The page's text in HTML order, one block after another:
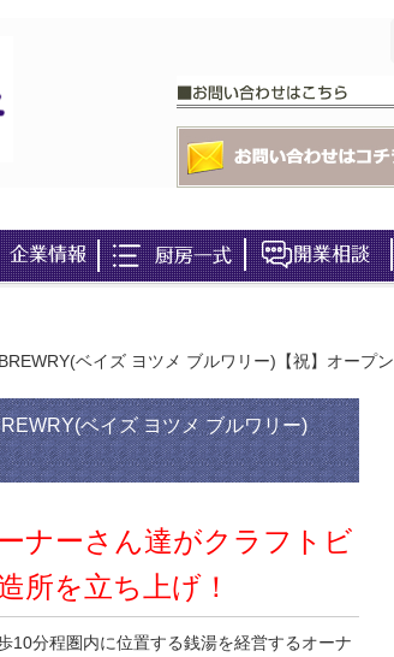
ベイズ ヨツメ ブルワリー)【祝】オープン
ベイズ ヨツメ ブルワリー)
ナーさん達がクラフトビ
所を立ち上げ！
10分程圏内に位置する銭湯を経営するオーナ